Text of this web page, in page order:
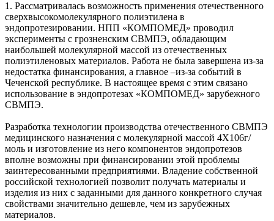
1. Рассматривалась возможность применения отечественного
сверхвысокомолекулярного полиэтилена в
эндопротезировании. НПП «КОМПОМЕД» проводил
эксперименты с грозненским СВМПЭ, обладающим
наибольшей молекулярной массой из отечественных
полиэтиленовых материалов. Работа не была завершена из-за
недостатка финансирования, а главное –из-за событий в
Чеченской республике. В настоящее время с этим связано
использование в эндопротезах «КОМПОМЕД» зарубежного
СВМПЭ.
Разработка технологии производства отечественного СВМПЭ
медицинского назначения с молекулярной массой 4Х106г/
моль и изготовление из него компонентов эндопротезов
вполне возможны при финансировании этой проблемы
заинтересованными предприятиями. Владение собственной
российской технологией позволит получать материалы и
изделия из них с заданными для данного конкретного случая
свойствами значительно дешевле, чем из зарубежных
материалов.